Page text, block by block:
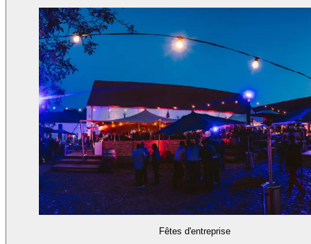
Fêtes d'entreprise